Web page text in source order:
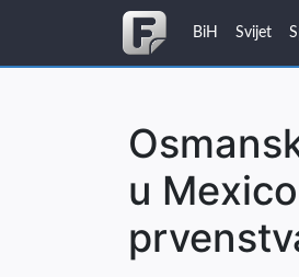
BiH Svijet
u